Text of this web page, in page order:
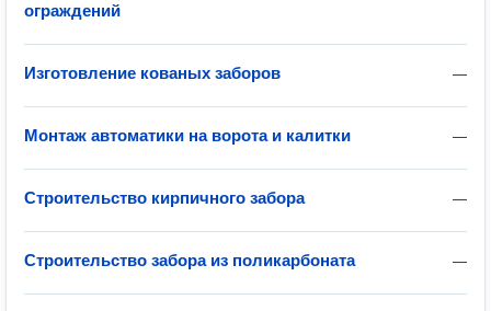
ограждений
—
Изготовление кованых заборов
—
Монтаж автоматики на ворота и калитки
—
Строительство кирпичного забора
—
Строительство забора из поликарбоната